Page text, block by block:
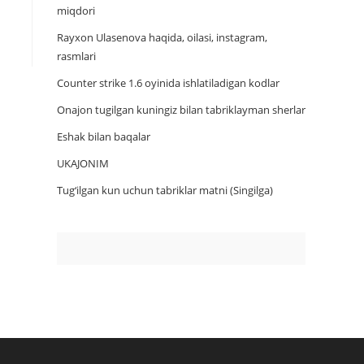
miqdori
Rayxon Ulasenova haqida, oilasi, instagram,
rasmlari
Counter strike 1.6 oyinida ishlatiladigan kodlar
Onajon tugilgan kuningiz bilan tabriklayman sherlar
Eshak bilan baqalar
UKAJONIM
Tug‘ilgan kun uchun tabriklar matni (Singilga)